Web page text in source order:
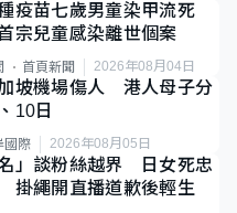
疫苗七歲男童染甲流死
宗兒童感染離世個案
首頁新聞 2026年08月04日
坡機場傷人 港人母子分
10日
國際 2026年08月05日
」談粉絲越界 日女死忠
掛繩開直播道歉後輕生